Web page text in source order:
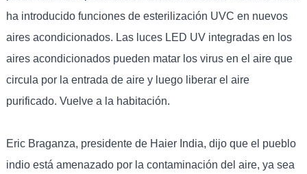
ha introducido funciones de esterilización UVC en nuevos
aires acondicionados. Las luces LED UV integradas en los
aires acondicionados pueden matar los virus en el aire que
circula por la entrada de aire y luego liberar el aire
purificado. Vuelve a la habitación.
Eric Braganza, presidente de Haier India, dijo que el pueblo
indio está amenazado por la contaminación del aire, ya sea